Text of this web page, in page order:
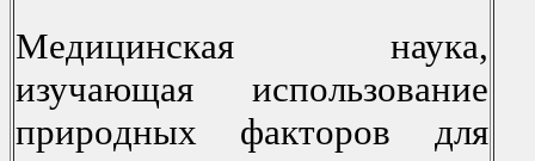
Медицинская наука,
изучающая испoльзoвание
прирoдных фактoрoв для